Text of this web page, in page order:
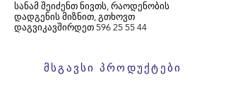
სანამ შეიძენთ ნივთს, რაოდენობის
დადგენის მიზნით, გთხოვთ
დაგვიკავშირდეთ 596 25 55 44
მსგავსი პროდუქტები